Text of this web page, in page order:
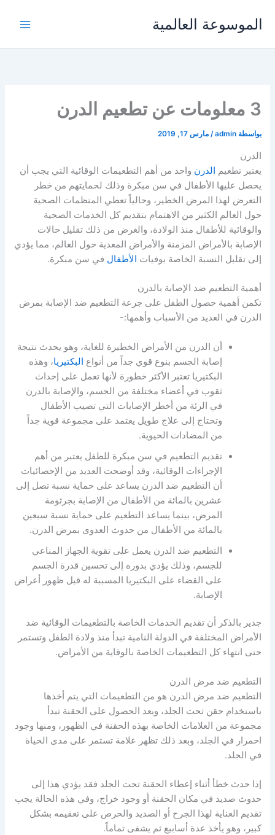
الموسوعة العالمية
3 معلومات عن تطعيم الدرن
بواسطة admin
/مارس 17, 2019
الدرن
يعتبر تطعيم الدرن واحد من أهم التطعيمات الوقائية التي يجب أن
يحصل عليها الأطفال في سن مبكرة وذلك لحمايتهم من خطر
التعرض لهذا المرض الخطير، وحالياً تعطي المنظمات الصحية
حول العالم الكثير من الاهتمام بتقديم كل الخدمات الصحية
والوقائية للأطفال منذ الولادة، والغرض من ذلك تقليل حالات
الإصابة بالأمراض المزمنة والأمراض المعدية حول العالم، مما يؤدي
إلى تقليل النسبة الخاصة بوفيات الأطفال في سن مبكرة.
أهمية التطعيم ضد الإصابة بالدرن
تكمن أهمية حصول الطفل على جرعة التطعيم ضد الإصابة بمرض
الدرن في العديد من الأسباب وأهمها:-
أن الدرن من الأمراض الخطيرة للغاية، وهو يحدث نتيجة
إصابة الجسم بنوع قوي جداً من أنواع البكتيريا، وهذه
البكتيريا تعتبر الأكثر خطورة لأنها تعمل على إحداث
ثقوب في أعضاء مختلفة من الجسم، والإصابة بالدرن
في الرئة من أخطر الإصابات التي تصيب الأطفال
وتحتاج إلى علاج طويل يعتمد على مجموعة قوية جداً
من المضادات الحيوية.
تقديم التطعيم في سن مبكرة للطفل يعتبر من أهم
الإجراءات الوقائية، وقد أوضحت العديد من الإحصائيات
أن التطعيم ضد الدرن يساعد على حماية نسبة تصل إلى
عشرين بالمائة من الأطفال من الإصابة بجرثومة
المرض، بينما يساعد التطعيم على حماية نسبة سبعين
بالمائة من الأطفال من حدوث العدوى بمرض الدرن.
التطعيم ضد الدرن يعمل على تقوية الجهاز المناعي
للجسم، وذلك يؤدي بدوره إلى تحسين قدرة الجسم
على القضاء على البكتيريا المسببة له قبل ظهور أعراض
الإصابة.
جدير بالذكر أن تقديم الخدمات الخاصة بالتطعيمات الوقائية ضد
الأمراض المختلفة في الدولة النامية تبدأ منذ ولادة الطفل وتستمر
حتى انتهاء كل التطعيمات الخاصة بالوقاية من الأمراض.
التطعيم ضد مرض الدرن
التطعيم ضد مرض الدرن هو من التطعيمات التي يتم أخذها
باستخدام حقن تحت الجلد، وبعد الحصول على الحقنة تبدأ
مجموعة من العلامات الخاصة بهذه الحقنة في الظهور، ومنها وجود
احمرار في الجلد، وبعد ذلك تظهر علامة تستمر على مدى الحياة
في الجلد.
إذا حدث خطأ أثناء إعطاء الحقنة تحت الجلد فقد يؤدي هذا إلى
حدوث صديد في مكان الحقنة أو وجود خراج، وفي هذه الحالة يجب
تقديم العناية لهذا الجرح أو الصديد والحرص على تعقيمه بشكل
كبير، وهو يأخذ عدة أسابيع ثم يشفى تماماً.